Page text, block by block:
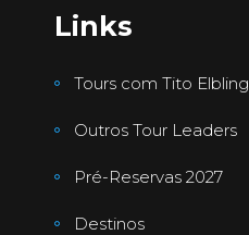
Links
Tours com Tito Elbling
Outros Tour Leaders
Pré-Reservas 2027
Destinos